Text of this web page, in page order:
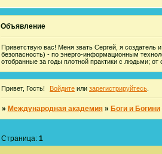
Объявление
Приветствую вас! Меня звать Сергей, я создатель
безопасность) - по энерго-информационным
отобранные за годы плотной практики с людьми;
Привет, Гость! Войдите или зарегистрируйтесь
» Международная академия » Боги и Богини
Страница: 1